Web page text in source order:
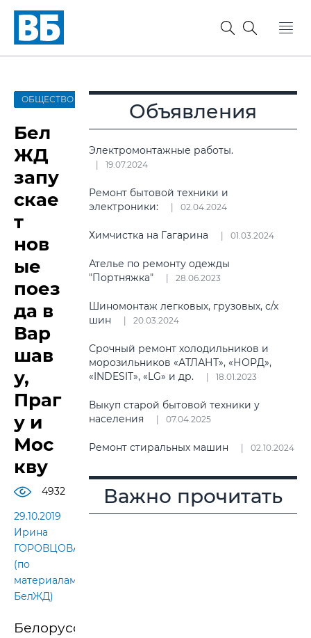
ОБЩЕСТВО
Бел
ЖД
запу
скае
т
нов
ые
поез
да в
Вар
шав
у,
Праг
у и
Мос
кву
4932
29.10.2019
Ирина
ГОРОВЦОВА
(по
материалам
БелЖД)
Белорусская
Объявления
Электромонтажные работы.
19.07.2024
Ремонт бытовой техники и
электроники:
02.04.2024
Химчистка на Гагарина 01.03.2024
Ателье по ремонту одежды
"Портняжка"
28.06.2023
Шиномонтаж легковых, грузовых, с/х
шин
20.03.2024
Срочный ремонт холодильников и
морозильников «АТЛАНТ», «НОРД»,
«INDESIT», «LG» и др.
18.01.2023
Выкуп старой бытовой техники у
населения
07.04.2025
Ремонт стиральных машин 02.10.2024
Важно прочитать